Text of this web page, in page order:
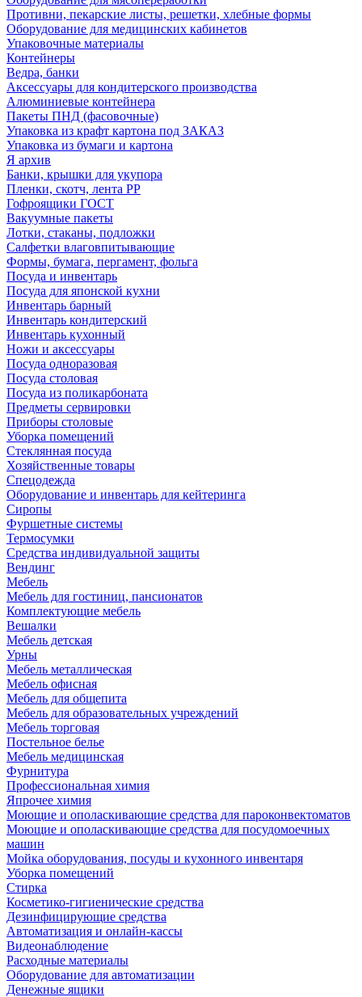
Противни, пекарские листы, решетки, хлебные формы
Оборудование для медицинских кабинетов
Упаковочные материалы
Контейнеры
Ведра, банки
Аксессуары для кондитерского производства
Алюминиевые контейнера
Пакеты ПНД (фасовочные)
Упаковка из крафт картона под ЗАКАЗ
Упаковка из бумаги и картона
Я архив
Банки, крышки для укупора
Пленки, скотч, лента РР
Гофроящики ГОСТ
Вакуумные пакеты
Лотки, стаканы, подложки
Салфетки влаговпитывающие
Формы, бумага, пергамент, фольга
Посуда и инвентарь
Посуда для японской кухни
Инвентарь барный
Инвентарь кондитерский
Инвентарь кухонный
Ножи и аксессуары
Посуда одноразовая
Посуда столовая
Посуда из поликарбоната
Предметы сервировки
Приборы столовые
Уборка помещений
Стеклянная посуда
Хозяйственные товары
Спецодежда
Оборудование и инвентарь для кейтеринга
Сиропы
Фуршетные системы
Термосумки
Средства индивидуальной защиты
Вендинг
Мебель
Мебель для гостиниц, пансионатов
Комплектующие мебель
Вешалки
Мебель детская
Урны
Мебель металлическая
Мебель офисная
Мебель для общепита
Мебель для образовательных учреждений
Мебель торговая
Постельное белье
Мебель медицинская
Фурнитура
Профессиональная химия
Япрочее химия
Моющие и ополаскивающие средства для пароконвектоматов
Моющие и ополаскивающие средства для посудомоечных
машин
Мойка оборудования, посуды и кухонного инвентаря
Уборка помещений
Стирка
Косметико-гигиенические средства
Дезинфицирующие средства
Автоматизация и онлайн-кассы
Видеонаблюдение
Расходные материалы
Оборудование для автоматизации
Денежные ящики